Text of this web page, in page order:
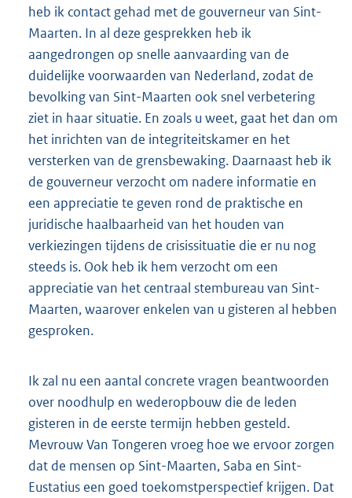
heb ik contact gehad met de gouverneur van Sint-
Maarten. In al deze gesprekken heb ik
aangedrongen op snelle aanvaarding van de
duidelijke voorwaarden van Nederland, zodat de
bevolking van Sint-Maarten ook snel verbetering
ziet in haar situatie. En zoals u weet, gaat het dan om
het inrichten van de integriteitskamer en het
versterken van de grensbewaking. Daarnaast heb ik
de gouverneur verzocht om nadere informatie en
een appreciatie te geven rond de praktische en
juridische haalbaarheid van het houden van
verkiezingen tijdens de crisissituatie die er nu nog
steeds is. Ook heb ik hem verzocht om een
appreciatie van het centraal stembureau van Sint-
Maarten, waarover enkelen van u gisteren al hebben
gesproken.
Ik zal nu een aantal concrete vragen beantwoorden
over noodhulp en wederopbouw die de leden
gisteren in de eerste termijn hebben gesteld.
Mevrouw Van Tongeren vroeg hoe we ervoor zorgen
dat de mensen op Sint-Maarten, Saba en Sint-
Eustatius een goed toekomstperspectief krijgen. Dat